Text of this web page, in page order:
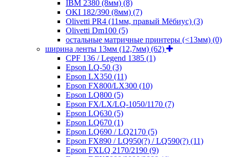
IBM 2380 (8мм) (8)
OKI 182/390 (8мм) (7)
Olivetti PR4 (11мм, правый Мёбиус) (3)
Olivetti Dm100 (5)
остальные матричные принтеры (<13мм) (0)
ширина ленты 13мм (12,7мм) (62)
CPF 136 / Legend 1385 (1)
Epson LQ-50 (3)
Epson LX350 (11)
Epson FX800/LX300 (10)
Epson LQ800 (5)
Epson FX/LX/LQ-1050/1170 (7)
Epson LQ630 (5)
Epson LQ670 (1)
Epson LQ690 / LQ2170 (5)
Epson FX890 / LQ950(?) / LQ590(?) (11)
Epson FXLQ 2170/2190 (9)